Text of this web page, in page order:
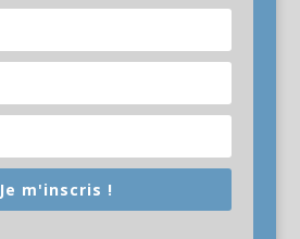
Je m'inscris !